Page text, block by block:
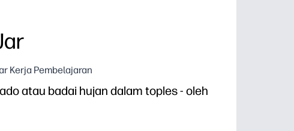
Kerja Pembelajaran
atau badai hujan dalam toples - oleh